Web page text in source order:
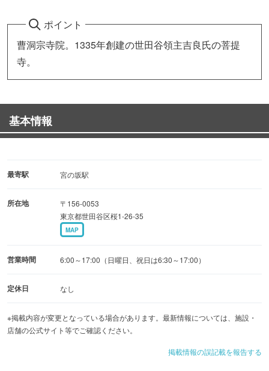
ポイント
曹洞宗寺院。1335年創建の世田谷領主吉良氏の菩提
寺。
基本情報
最寄駅 宮の坂駅
所在地
〒156-0053
東京都世田谷区桜1-26-35
MAP
営業時間 6:00～17:00（日曜日、祝日は6:30～17:00）
定休日 なし
※掲載内容が変更となっている場合があります。最新情報については、施設・
店舗の公式サイト等でご確認ください。
掲載情報の誤記載を報告する